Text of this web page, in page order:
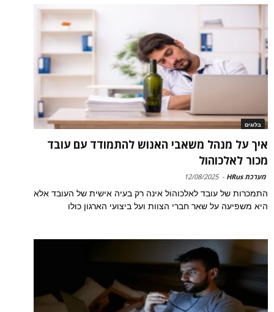
בלוגים
איך על מנהל משאבי האנוש להתמודד עם עובד
מכור לאלכוהול
מערכת HRus -
12/08/2025
התמכרות של עובד לאלכוהול אינה רק בעיה אישית של העובד אלא
היא משפיעה על שאר חברי הצוות ועל ביצועי הארגון כולו